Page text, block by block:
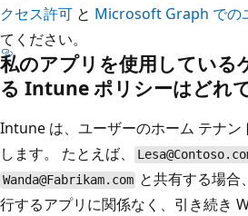
クセス許可 と Microsoft Graph での
てください。
私のアプリを使用している
る Intune ポリシーはどれ
Intune は、ユーザーのホーム テナン
します。 たとえば、
Wanda@Fabrikam.com と共有する場
行するアプリに関係なく、引き続き